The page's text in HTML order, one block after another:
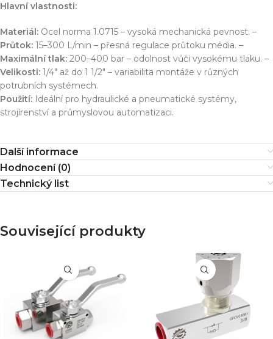
Hlavní vlastnosti:
Materiál: Ocel norma 1.0715 – vysoká mechanická pevnost. –
Průtok: 15–300 L/min – přesná regulace průtoku média. –
Maximální tlak: 200–400 bar – odolnost vůči vysokému tlaku. –
Velikosti: 1/4″ až do 1 1/2″ – variabilita montáže v různých
potrubních systémech.
Použití: Ideální pro hydraulické a pneumatické systémy,
strojírenství a průmyslovou automatizaci.
Další informace
Hodnocení (0)
Technický list
Související produkty